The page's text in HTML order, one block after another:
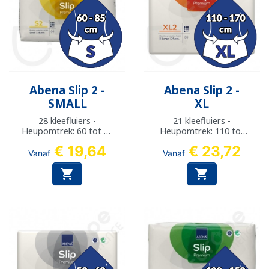
Abena Slip 2 -
SMALL
28 kleefluiers -
Heupomtrek: 60 tot 85
Vanaf € 19,64

Abena Slip 2 -
XL
21 kleefluiers -
Heupomtrek: 110 tot
Vanaf € 23,72
